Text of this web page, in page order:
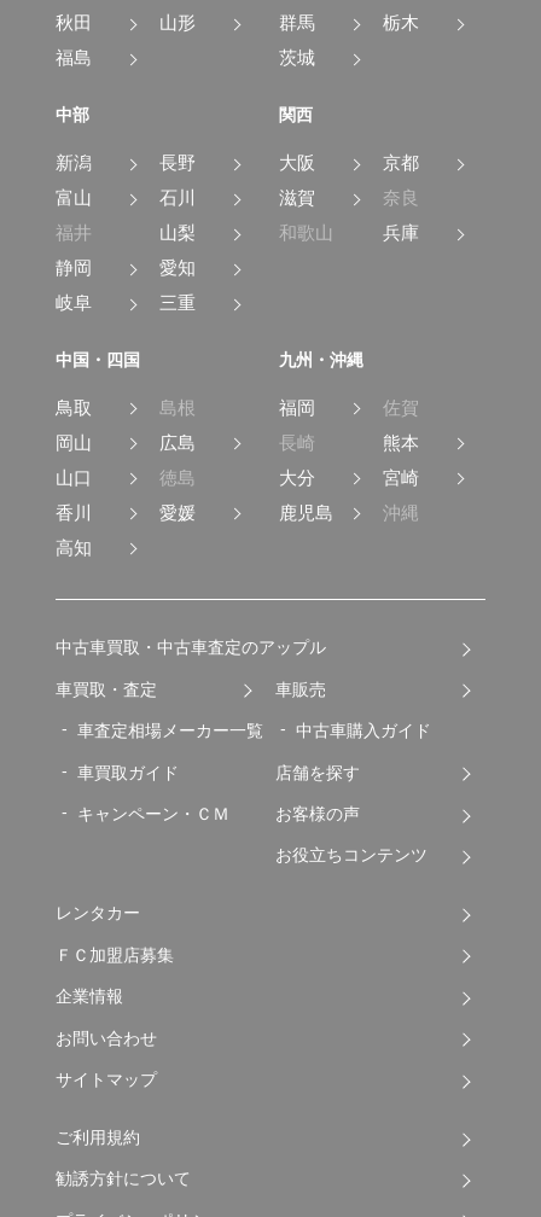
秋田
山形
福島
群馬
栃木
茨城
中部
新潟
長野
富山
石川
福井
山梨
静岡
愛知
岐阜
三重
関西
大阪
京都
滋賀
奈良
和歌山
兵庫
中国・四国
鳥取
島根
岡山
広島
山口
徳島
香川
愛媛
高知
九州・沖縄
福岡
佐賀
長崎
熊本
大分
宮崎
鹿児島
沖縄
中古車買取・中古車査定のアップル
車買取・査定
車査定相場メーカー一覧
車買取ガイド
キャンペーン・ＣＭ
車販売
中古車購入ガイド
店舗を探す
お客様の声
お役立ちコンテンツ
レンタカー
ＦＣ加盟店募集
企業情報
お問い合わせ
サイトマップ
ご利用規約
勧誘方針について